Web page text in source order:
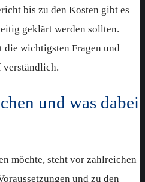
bis zu den Kosten gibt es
geklärt werden sollten.
die wichtigsten Fragen und
verständlich.
und was dabei
möchte, steht vor zahlreichen
und zu den